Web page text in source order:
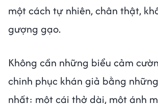
một cách tự nhiên, chân thật,
gượng gạo.
Không cần những biểu cảm
chinh phục khán giả bằng
nhất: một cái thở dài, một ánh